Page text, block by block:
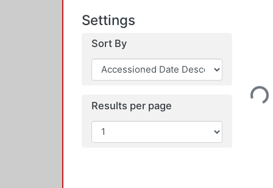
Settings
Sort By
Results per page